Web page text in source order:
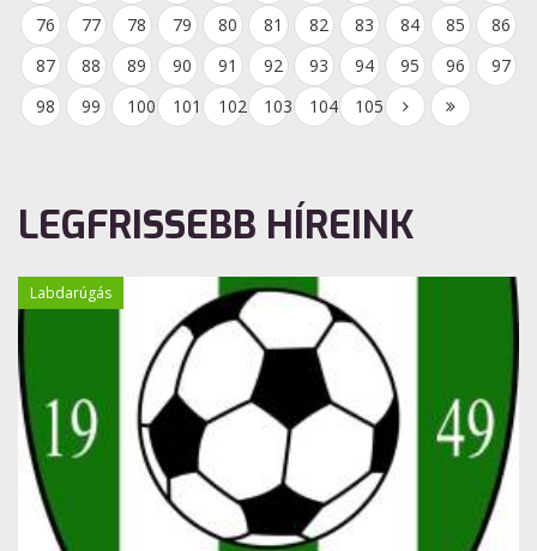
76
77 78 79 80 81 82 83 84 85
86
87
88 89 90 91 92 93 94 95 96
97
98
99 100 101 102 103 104 105
LEGFRISSEBB HÍREINK
Labdarúgás